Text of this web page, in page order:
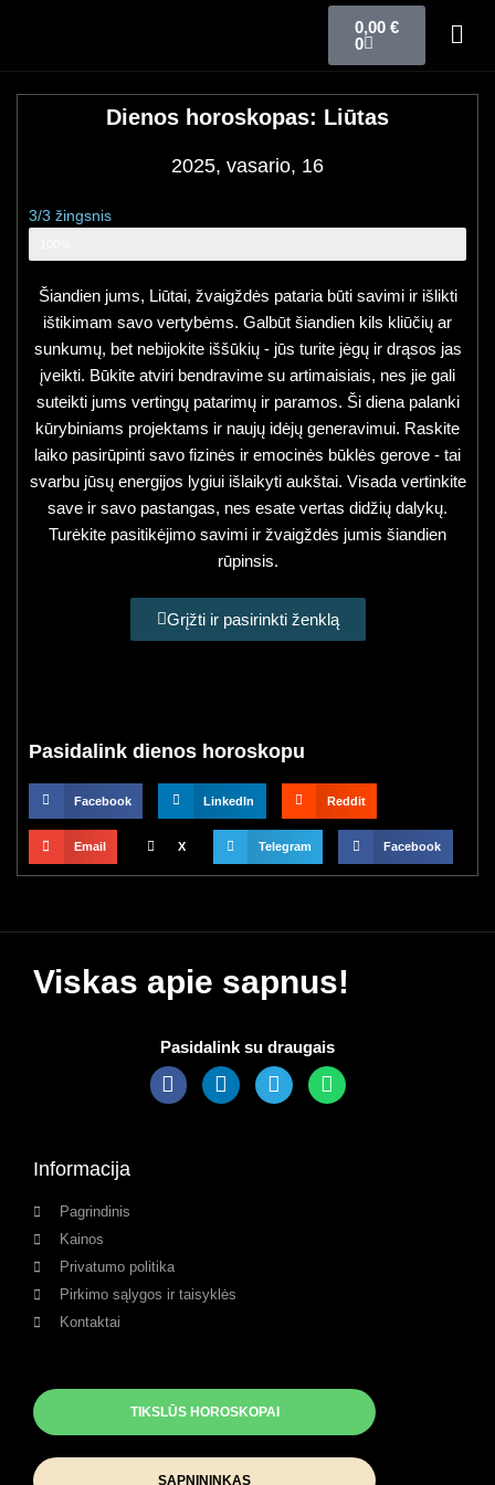
0,00 €
0
Dienos horoskopas: Liūtas
2025, vasario, 16
3/3 žingsnis
Šiandien jums, Liūtai, žvaigždės pataria būti savimi ir išlikti
ištikimam savo vertybėms. Galbūt šiandien kils kliūčių ar
sunkumų, bet nebijokite iššūkių - jūs turite jėgų ir drąsos jas
įveikti. Būkite atviri bendravime su artimaisiais, nes jie gali
suteikti jums vertingų patarimų ir paramos. Ši diena palanki
kūrybiniams projektams ir naujų idėjų generavimui. Raskite
laiko pasirūpinti savo fizinės ir emocinės būklės gerove - tai
svarbu jūsų energijos lygiui išlaikyti aukštai. Visada vertinkite
save ir savo pastangas, nes esate vertas didžių dalykų.
Turėkite pasitikėjimo savimi ir žvaigždės jumis šiandien
rūpinsis.
Grįžti ir pasirinkti ženklą
Pasidalink dienos horoskopu
Facebook LinkedIn Reddit
Email X Telegram Facebook
Viskas apie sapnus!
Pasidalink su draugais
Informacija
Pagrindinis
Kainos
Privatumo politika
Pirkimo sąlygos ir taisyklės
Kontaktai
TIKSLŪS HOROSKOPAI
SAPNININKAS